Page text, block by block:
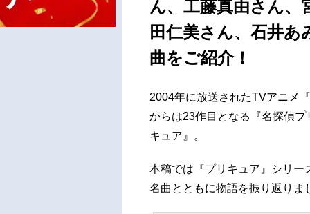
ん、工藤真由さん、
田仁美さん、石井
曲をご紹介！
2004年に放送されたTVアニメ
からは23作目となる『名探偵
キュア』。
本稿では『プリキュア』シリー
名曲とともに物語を振り返りま